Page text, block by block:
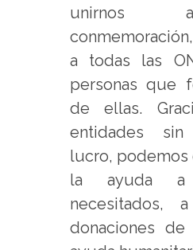
unirnos
a todas las
personas que
de ellas.
entidades
lucro, podemos
la ayuda
necesitados,
donaciones